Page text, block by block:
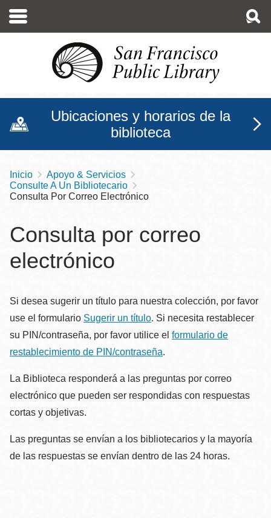
contenido
Ubicaciones y horarios de la
biblioteca
Sobrescribir
enlaces
ayuda
a
navegación
Inicio
Apoyo & Servicios
Consulte A Un Bibliotecario
Consulta Por Correo Electrónico
Consulta por correo
electrónico
Si desea sugerir un título para nuestra colección, por favor
use el formulario Sugerir un título. Si necesita restablecer
su PIN/contraseña, por favor utilice el formulario de
restablecimiento de PIN/contraseña.
La Biblioteca responderá a las preguntas por correo
electrónico que pueden ser respondidas con respuestas
cortas y objetivas.
Las preguntas se envían a los bibliotecarios y la mayoría
de las respuestas se envían dentro de las 24 horas.